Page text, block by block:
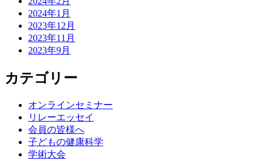
2024年1月
2023年12月
2023年11月
2023年9月
カテゴリー
オンラインセミナー
リレーエッセイ
会員の皆様へ
子どもの健康科学
学術大会